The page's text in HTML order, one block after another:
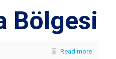
Bölgesi
Read more